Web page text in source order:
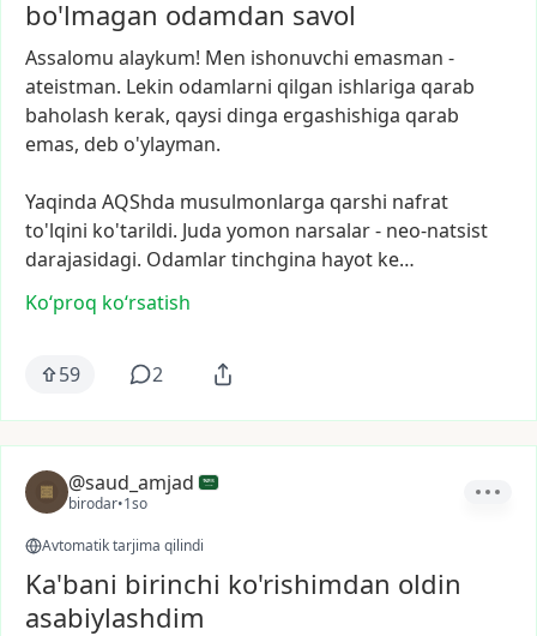
bo'lmagan odamdan savol
Assalomu alaykum! Men ishonuvchi emasman -
ateistman. Lekin odamlarni qilgan ishlariga qarab
baholash kerak, qaysi dinga ergashishiga qarab
emas, deb o'ylayman.
Yaqinda AQShda musulmonlarga qarshi nafrat
to'lqini ko'tarildi. Juda yomon narsalar- neo-natsist
darajasidagi. Odamlartinchgina hayot ke…
Ko‘proq koʻrsatish
59 2
@saud_amjad
birodar•1so
Avtomatik tarjima qilindi
Ka'bani birinchi ko'rishimdan oldin
asabiylashdim